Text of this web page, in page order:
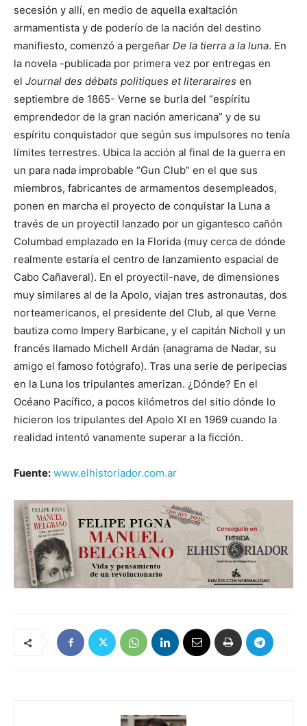
secesión y allí, en medio de aquella exaltación
armamentista y de poderío de la nación del destino
manifiesto, comenzó a pergeñar De la tierra a la luna. En
la novela -publicada por primera vez por entregas en
el Journal des débats politiques et literaraires en
septiembre de 1865- Verne se burla del “espíritu
emprendedor de la gran nación americana” y de su
espíritu conquistador que según sus impulsores no tenía
límites terrestres. Ubica la acción al final de la guerra en
un para nada improbable “Gun Club” en el que sus
miembros, fabricantes de armamentos desempleados,
ponen en marcha el proyecto de conquistar la Luna a
través de un proyectil lanzado por un gigantesco cañón
Columbad emplazado en la Florida (muy cerca de dónde
realmente estaría el centro de lanzamiento espacial de
Cabo Cañaveral). En el proyectil-nave, de dimensiones
muy similares al de la Apolo, viajan tres astronautas, dos
norteamericanos, el presidente del Club, al que Verne
bautiza como Impery Barbicane, y el capitán Nicholl y un
francés llamado Michell Ardán (anagrama de Nadar, su
amigo el famoso fotógrafo). Tras una serie de peripecias
en la Luna los tripulantes amerizan. ¿Dónde? En el
Océano Pacífico, a pocos kilómetros del sitio dónde lo
hicieron los tripulantes del Apolo XI en 1969 cuando la
realidad intentó vanamente superar a la ficción.
Fuente: www.elhistoriador.com.ar